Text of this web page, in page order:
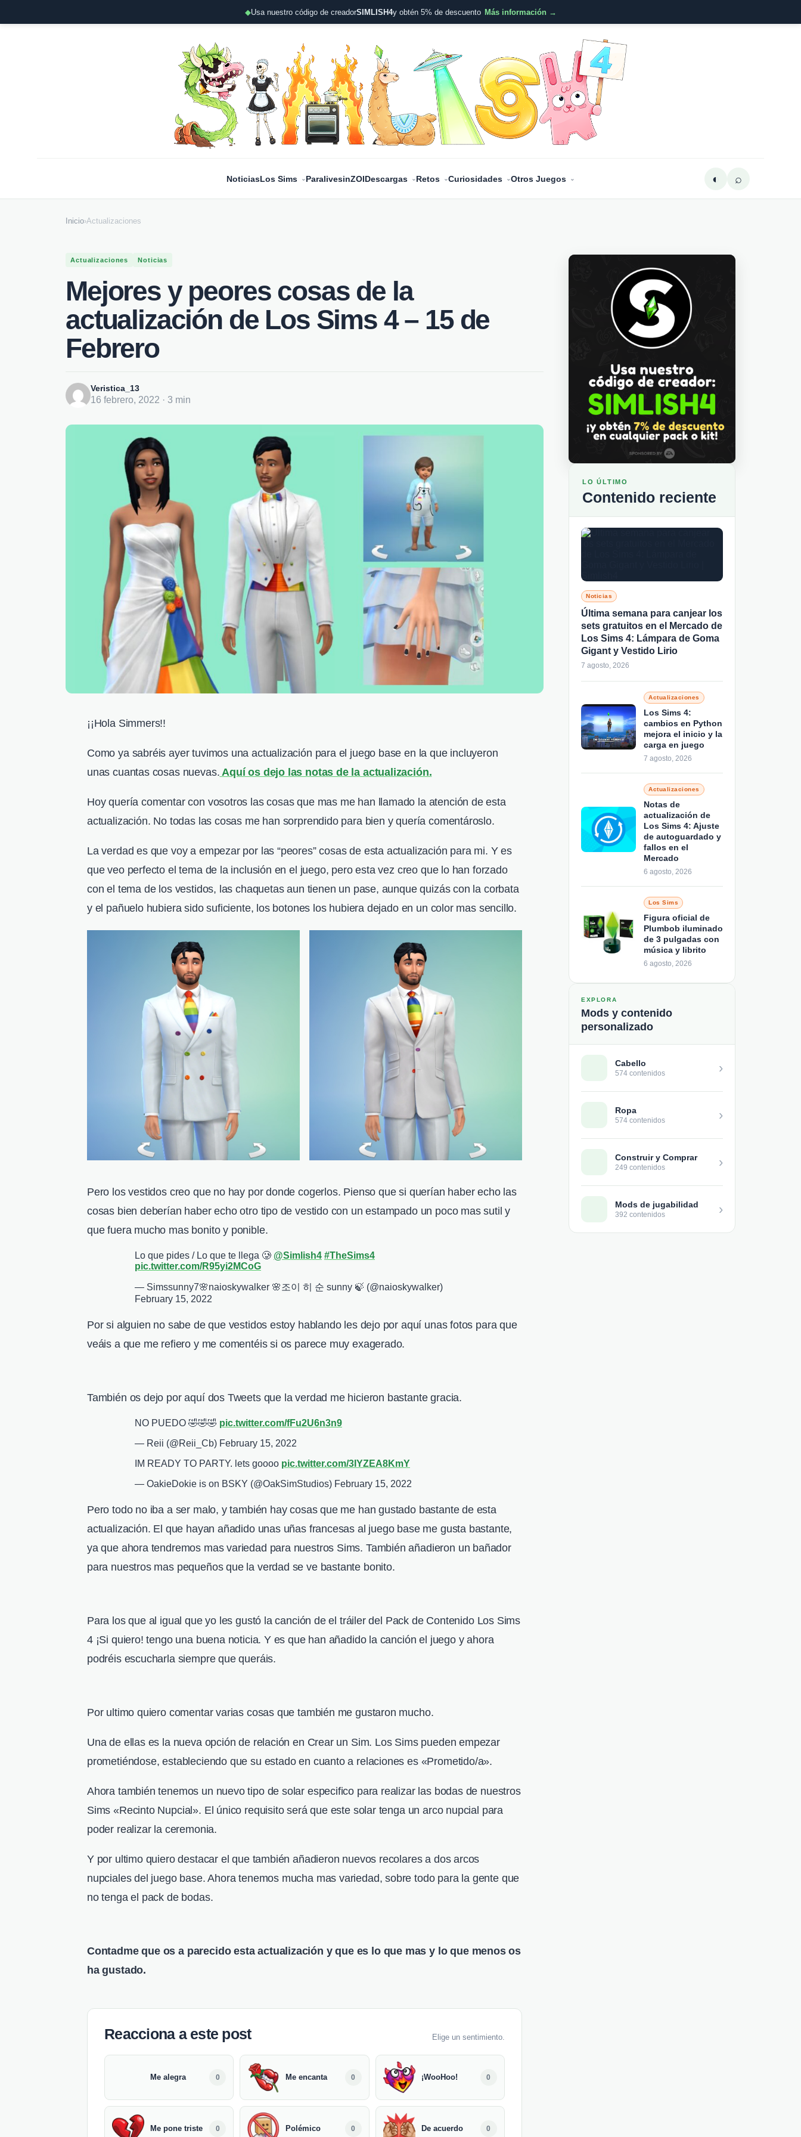
◆Usa nuestro código de creadorSIMLISH4y obtén 5% de descuento Más información →
NoticiasLos Sims ParalivesinZOIDescargas Retos Curiosidades Otros Juegos ◐ ⌕
Inicio›Actualizaciones
Actualizaciones Noticias
Mejores y peores cosas de la
actualización de Los Sims 4 – 15 de
Febrero
Veristica_13
16 febrero, 2022 · 3 min
¡¡Hola Simmers!!
Como ya sabréis ayer tuvimos una actualización para el juego base en la que incluyeron
unas cuantas cosas nuevas. Aquí os dejo las notas de la actualización.
Hoy quería comentar con vosotros las cosas que mas me han llamado la atención de esta
actualización. No todas las cosas me han sorprendido para bien y quería comentároslo.
La verdad es que voy a empezar por las “peores” cosas de esta actualización para mi. Y es
que veo perfecto el tema de la inclusión en el juego, pero esta vez creo que lo han forzado
con el tema de los vestidos, las chaquetas aun tienen un pase, aunque quizás con la corbata
y el pañuelo hubiera sido suficiente, los botones los hubiera dejado en un color mas sencillo.
Pero los vestidos creo que no hay por donde cogerlos. Pienso que si querían haber echo las
cosas bien deberían haber echo otro tipo de vestido con un estampado un poco mas sutil y
que fuera mucho mas bonito y ponible.
Lo que pides / Lo que te llega 🥲 @Simlish4 #TheSims4
pic.twitter.com/R95yi2MCoG
— Simssunny7🌸naioskywalker 🌸조이 히 순 sunny 🍃 (@naioskywalker)
February 15, 2022
Por si alguien no sabe de que vestidos estoy hablando les dejo por aquí unas fotos para que
veáis a que me refiero y me comentéis si os parece muy exagerado.
También os dejo por aquí dos Tweets que la verdad me hicieron bastante gracia.
NO PUEDO 🤣🤣🤣 pic.twitter.com/fFu2U6n3n9
— Reii (@Reii_Cb) February 15, 2022
IM READY TO PARTY. lets goooo pic.twitter.com/3IYZEA8KmY
— OakieDokie is on BSKY (@OakSimStudios) February 15, 2022
Pero todo no iba a ser malo, y también hay cosas que me han gustado bastante de esta
actualización. El que hayan añadido unas uñas francesas al juego base me gusta bastante,
ya que ahora tendremos mas variedad para nuestros Sims. También añadieron un bañador
para nuestros mas pequeños que la verdad se ve bastante bonito.
Para los que al igual que yo les gustó la canción de el tráiler del Pack de Contenido Los Sims
4 ¡Si quiero! tengo una buena noticia. Y es que han añadido la canción el juego y ahora
podréis escucharla siempre que queráis.
Por ultimo quiero comentar varias cosas que también me gustaron mucho.
Una de ellas es la nueva opción de relación en Crear un Sim. Los Sims pueden empezar
prometiéndose, estableciendo que su estado en cuanto a relaciones es «Prometido/a».
Ahora también tenemos un nuevo tipo de solar especifico para realizar las bodas de nuestros
Sims «Recinto Nupcial». El único requisito será que este solar tenga un arco nupcial para
poder realizar la ceremonia.
Y por ultimo quiero destacar el que también añadieron nuevos recolares a dos arcos
nupciales del juego base. Ahora tenemos mucha mas variedad, sobre todo para la gente que
no tenga el pack de bodas.
Contadme que os a parecido esta actualización y que es lo que mas y lo que menos os
ha gustado.
Reacciona a este post Elige un sentimiento.
Me alegra 0 Me encanta 0 ¡WooHoo! 0
Me pone triste 0 Polémico 0 De acuerdo 0
LO ÚLTIMO
Contenido reciente
Noticias
Última semana para canjear los
sets gratuitos en el Mercado de
Los Sims 4: Lámpara de Goma
Gigant y Vestido Lirio
7 agosto, 2026
Actualizaciones
Los Sims 4:
cambios en Python
mejora el inicio y la
carga en juego
7 agosto, 2026
Actualizaciones
Notas de
actualización de
Los Sims 4: Ajuste
de autoguardado y
fallos en el
Mercado
6 agosto, 2026
Los Sims
Figura oficial de
Plumbob iluminado
de 3 pulgadas con
música y librito
6 agosto, 2026
EXPLORA
Mods y contenido
personalizado
Cabello
574 contenidos ›
Ropa
574 contenidos ›
Construir y Comprar
249 contenidos ›
Mods de jugabilidad
392 contenidos ›